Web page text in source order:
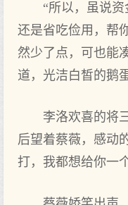
“所以，虽说
还是省吃俭用，帮
然少了点，可也能
道，光洁白皙的鹅
李洛欢喜的将
后望着蔡薇，感动
打，我都想给你一